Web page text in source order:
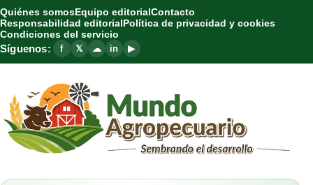
Quiénes somosEquipo editorialContacto
Responsabilidad editorialPolítica de privacidad y cookies
Condiciones del servicio
Síguenos: f 𝕏 ☁ in ▶